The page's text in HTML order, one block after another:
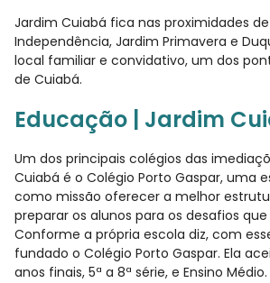
Jardim Cuiabá fica nas proximidades
Independência, Jardim Primavera e
local familiar e convidativo, um dos
de Cuiabá.
Educação | Jardim
Um dos principais colégios das
Cuiabá é o Colégio Porto Gaspar, uma
como missão oferecer a melhor
preparar os alunos para os desafios
Conforme a própria escola diz, com
fundado o Colégio Porto Gaspar. Ela
anos finais, 5ª a 8ª série, e Ensino Médio.